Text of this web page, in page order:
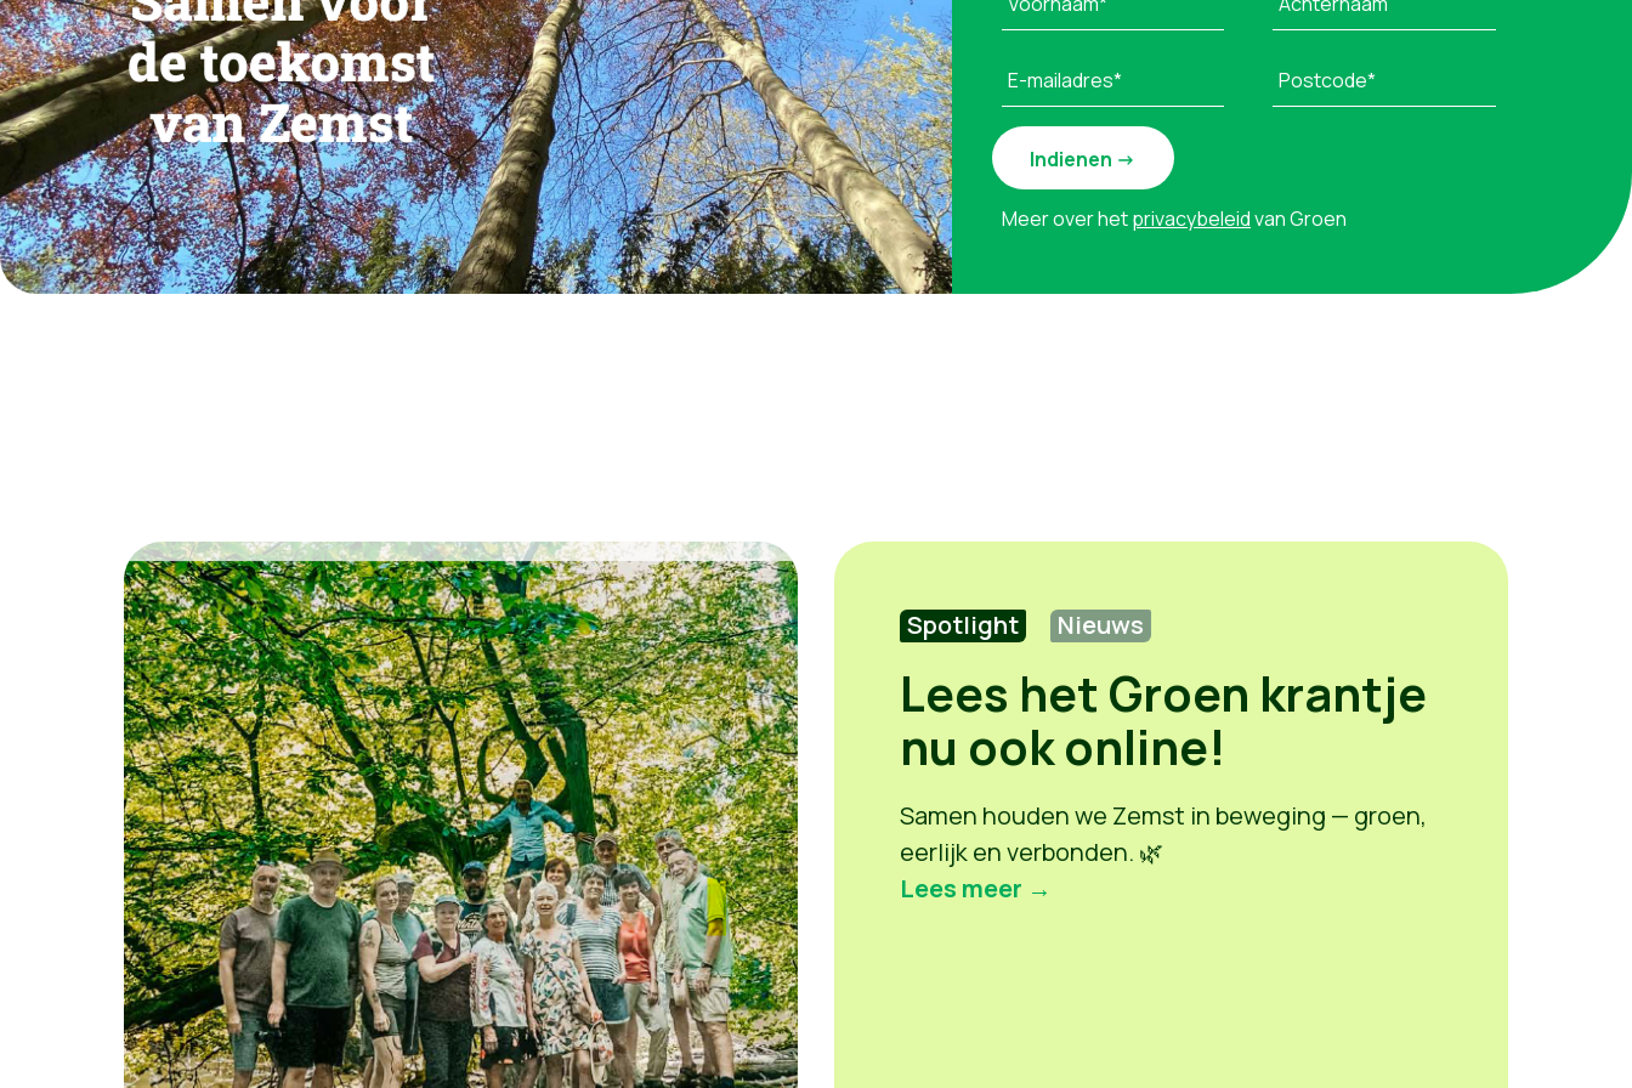
E-mailadres* Postcode*
Meer over hetprivacybeleidvan Groen
Spotlight Nieuws
Lees het Groen krantje
nu ook online!
Samen houden we Zemst in beweging — groen,
eerlijk en verbonden. 🌿
Lees meer →